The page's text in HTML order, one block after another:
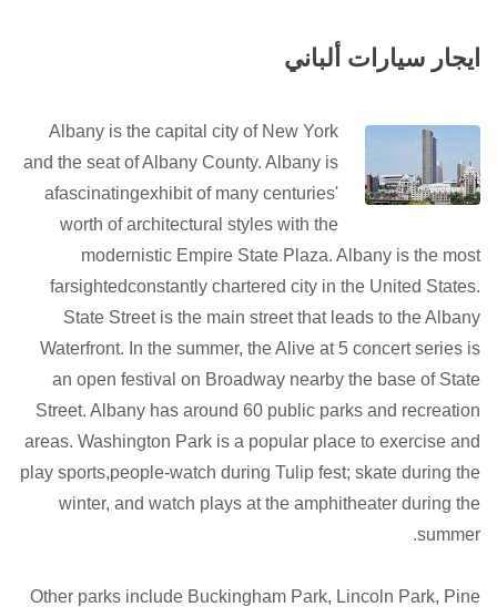
ايجار سيارات ألباني
Albany is the capital city of New York
and the seat of Albany County. Albany is
afascinatingexhibit of many centuries'
worth of architectural styles with the
modernistic Empire State Plaza. Albany is the most
farsightedconstantly chartered city in the United States.
State Street is the main street that leads to the Albany
Waterfront. In the summer, the Alive at 5 concert series is
an open festival on Broadway nearby the base of State
Street. Albany has around 60 public parks and recreation
areas. Washington Park is a popular place to exercise and
play sports,people-watch during Tulip fest; skate during the
winter, and watch plays at the amphitheater during the
summer.
Other parks include Buckingham Park, Lincoln Park, Pine